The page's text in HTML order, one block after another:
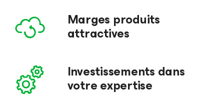
Marges produits
attractives
Investissements dans
votre expertise